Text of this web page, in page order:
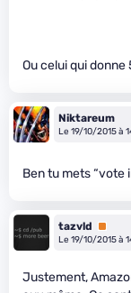
Ou celui qui
Niktareum
Le 19/10/2015 à
Ben tu mets “vote
tazvld
Premium
Le 19/10/2015 à
Justement,